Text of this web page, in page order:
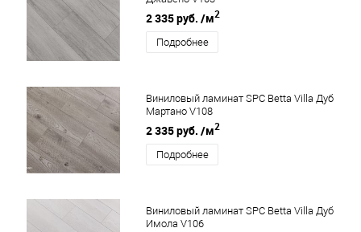
2 335 руб. /м2
Подробнее
Виниловый ламинат SPC Betta Villa Дуб
Мартано V108
2 335 руб. /м2
Подробнее
Виниловый ламинат SPC Betta Villa Дуб
Имола V106